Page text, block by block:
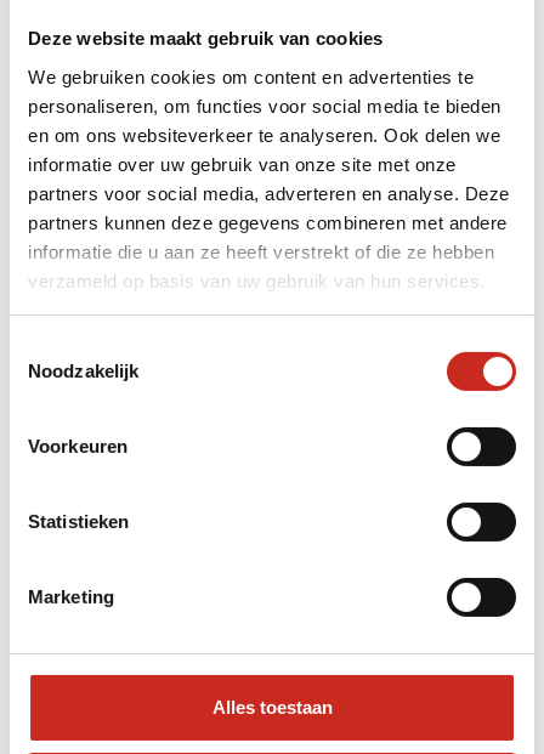
Deze website maakt gebruik van cookies
We gebruiken cookies om content en advertenties te
personaliseren, om functies voor social media te bieden
en om ons websiteverkeer te analyseren. Ook delen we
informatie over uw gebruik van onze site met onze
partners voor social media, adverteren en analyse. Deze
partners kunnen deze gegevens combineren met andere
informatie die u aan ze heeft verstrekt of die ze hebben
verzameld op basis van uw gebruik van hun services.
Noodzakelijk
Voorkeuren
Statistieken
Marketing
Alles toestaan
Japan Rondreis
Hoogtepunten en meer
Inclusief o.a. een overnachting in
een traditionele Minshuku,
wandeling over het historische
alpen en binnenlands vervoer
vanaf €2395 per persoon
Japan
Inclusief
de
bezoek
Kyushu
21
vanaf
Bekijk al onze Japan rondreizen